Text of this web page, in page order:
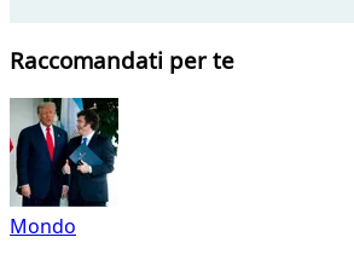
Raccomandati per te
Mondo